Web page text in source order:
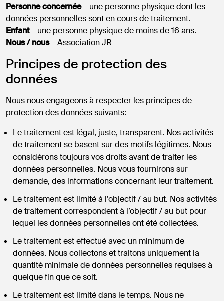
Personne concernée– une personne physique dont les
données personnelles sont en cours de traitement.
Enfant– une personne physique de moins de 16 ans.
Nous / nous– Association JR
Principes de protection des
données
Nous nous engageons à respecter les principes de
protection des données suivants:
Le traitement est légal, juste, transparent. Nos activités
de traitement se basent sur des motifs légitimes. Nous
considérons toujours vos droits avant de traiter les
données personnelles. Nous vous fournirons sur
demande, des informations concernant leur traitement.
Le traitement est limité à l’objectif / au but. Nos activités
de traitement correspondent à l’objectif / au but pour
lequel les données personnelles ont été collectées.
Le traitement est effectué avec un minimum de
données. Nous collectons et traitons uniquement la
quantité minimale de données personnelles requises à
quelque fin que ce soit.
Le traitement est limité dans le temps. Nous ne